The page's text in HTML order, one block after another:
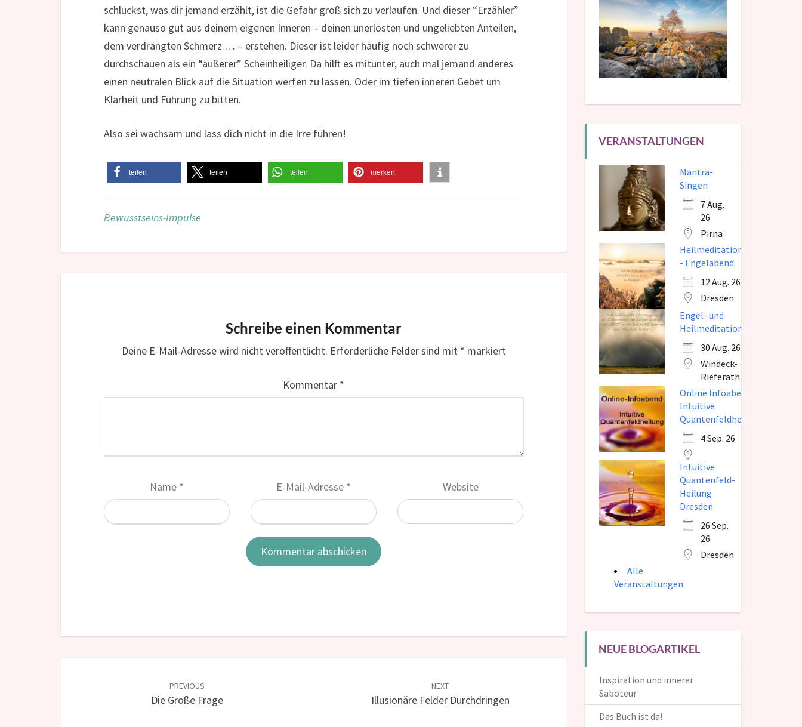
schluckst, was dir jemand erzählt, ist die Gefahr groß sich zu verlaufen. Und dieser “Erzähler”
kann genauso gut aus deinem eigenen Inneren – deinen unerlösten und ungeliebten Anteilen,
dem verdrängten Schmerz … – erstehen. Dieser ist leider häufig noch schwerer zu
durchschauen als ein “äußerer” Scheinheiliger. Da hilft es mitunter, auch mal jemand anderes
einen neutralen Blick auf die Situation werfen zu lassen. Oder im tiefen inneren Gebet um
Klarheit und Führung zu bitten.
Also sei wachsam und lass dich nicht in die Irre führen!
teilen teilen teilen merken
Bewusstseins-Impulse
Schreibe einen Kommentar
Deine E-Mail-Adresse wird nicht veröffentlicht. Erforderliche Felder sind mit * markiert
Kommentar *
Name * E-Mail-Adresse * Website
PREVIOUS
Die Große Frage
NEXT
Illusionäre Felder Durchdringen
VERANSTALTUNGEN
Mantra-
Singen
7 Aug.
26
Pirna
Heilmeditation
- Engelabend
12 Aug. 26
Dresden
Engel- und
Heilmeditation
30 Aug. 26
Windeck-
Rieferath
Online Infoabend
Intuitive
Quantenfeldheilung
4 Sep. 26
Intuitive
Quantenfeld-
Heilung
Dresden
26 Sep.
26
Dresden
Alle
Veranstaltungen
NEUE BLOGARTIKEL
Inspiration und innerer
Saboteur
Das Buch ist da!